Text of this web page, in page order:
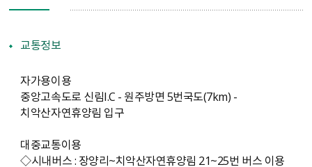
교통정보
자가용이용
중앙고속도로 신림I.C - 원주방면 5번국도(7km) -
치악산자연휴양림 입구
대중교통이용
◇시내버스 : 장양리~치악산자연휴양림 21~25번 버스 이용